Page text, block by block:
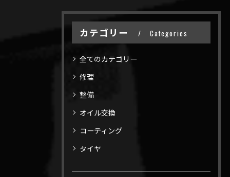
カテゴリー Categories
全てのカテゴリー
修理
整備
オイル交換
コーティング
タイヤ